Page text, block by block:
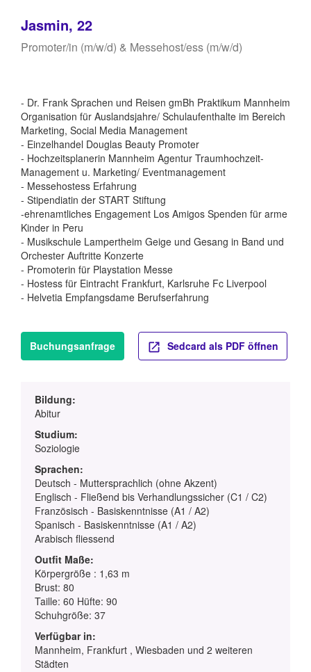
Jasmin, 22
Promoter/in (m/w/d) & Messehost/ess (m/w/d)
- Dr. Frank Sprachen und Reisen gmBh Praktikum Mannheim
Organisation für Auslandsjahre/ Schulaufenthalte im Bereich
Marketing, Social Media Management
- Einzelhandel Douglas Beauty Promoter
- Hochzeitsplanerin Mannheim Agentur Traumhochzeit-
Management u. Marketing/ Eventmanagement
- Messehostess Erfahrung
- Stipendiatin der START Stiftung
-ehrenamtliches Engagement Los Amigos Spenden für arme
Kinder in Peru
- Musikschule Lampertheim Geige und Gesang in Band und
Orchester Auftritte Konzerte
- Promoterin für Playstation Messe
- Hostess für Eintracht Frankfurt, Karlsruhe Fc Liverpool
- Helvetia Empfangsdame Berufserfahrung
Buchungsanfrage Sedcard als PDF öffnen
Bildung:
Abitur
Studium:
Soziologie
Sprachen:
Deutsch - Muttersprachlich (ohne Akzent)
Englisch - Fließend bis Verhandlungssicher (C1 / C2)
Französisch - Basiskenntnisse (A1 / A2)
Spanisch - Basiskenntnisse (A1 / A2)
Arabisch fliessend
Outfit Maße:
Körpergröße : 1,63 m
Brust: 80
Taille: 60 Hüfte: 90
Schuhgröße: 37
Verfügbar in:
Mannheim, Frankfurt , Wiesbaden und 2 weiteren
Städten